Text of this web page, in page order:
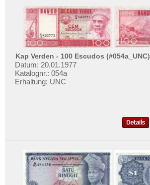
Lesotho
Liberia
Libyen
Madagaskar
Malawi
Mozambique
Namibia
Niger
Ankauf
Erhaltungsgrade
Gratisbanknoten
FAQ
Mehr über...
Liefer- und Versandkosten
AGB
Impressum
Kap Verden - 100 Escudos (#054a_UNC)
Datum: 20.01.1977
Katalognr.: 054a
Erhaltung: UNC